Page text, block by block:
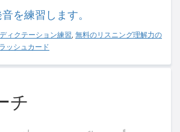
を練習します。
ィクテーション練習, 無料のリスニング理解力の
ッシュカード
チ